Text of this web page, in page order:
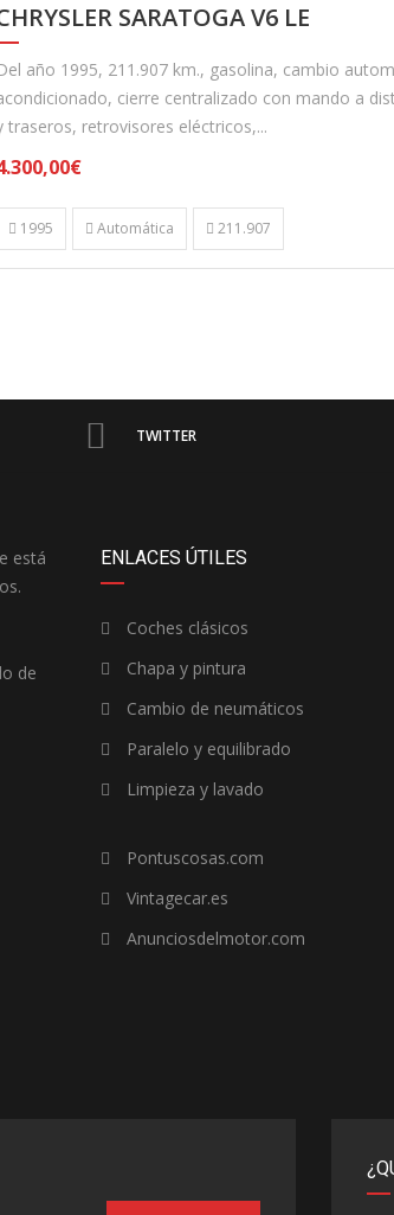
SARATOGA V6 LE
año 1995, 211.907 km., gasolina, cambio
cierre centralizado con mando a
traseros, retrovisores eléctricos,...
1995 Automática 211.907
TWITTER
está
de
ENLACES ÚTILES
Coches clásicos
Chapa y pintura
Cambio de neumáticos
Paralelo y equilibrado
Limpieza y lavado
Pontuscosas.com
Vintagecar.es
Anunciosdelmotor.com